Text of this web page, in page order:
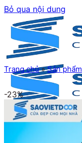
Bỏ qua nội dung
Trang chủ»Sản phẩm
-23%